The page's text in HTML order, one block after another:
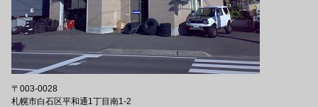
〒003-0028
札幌市白石区平和通1丁目南1-2